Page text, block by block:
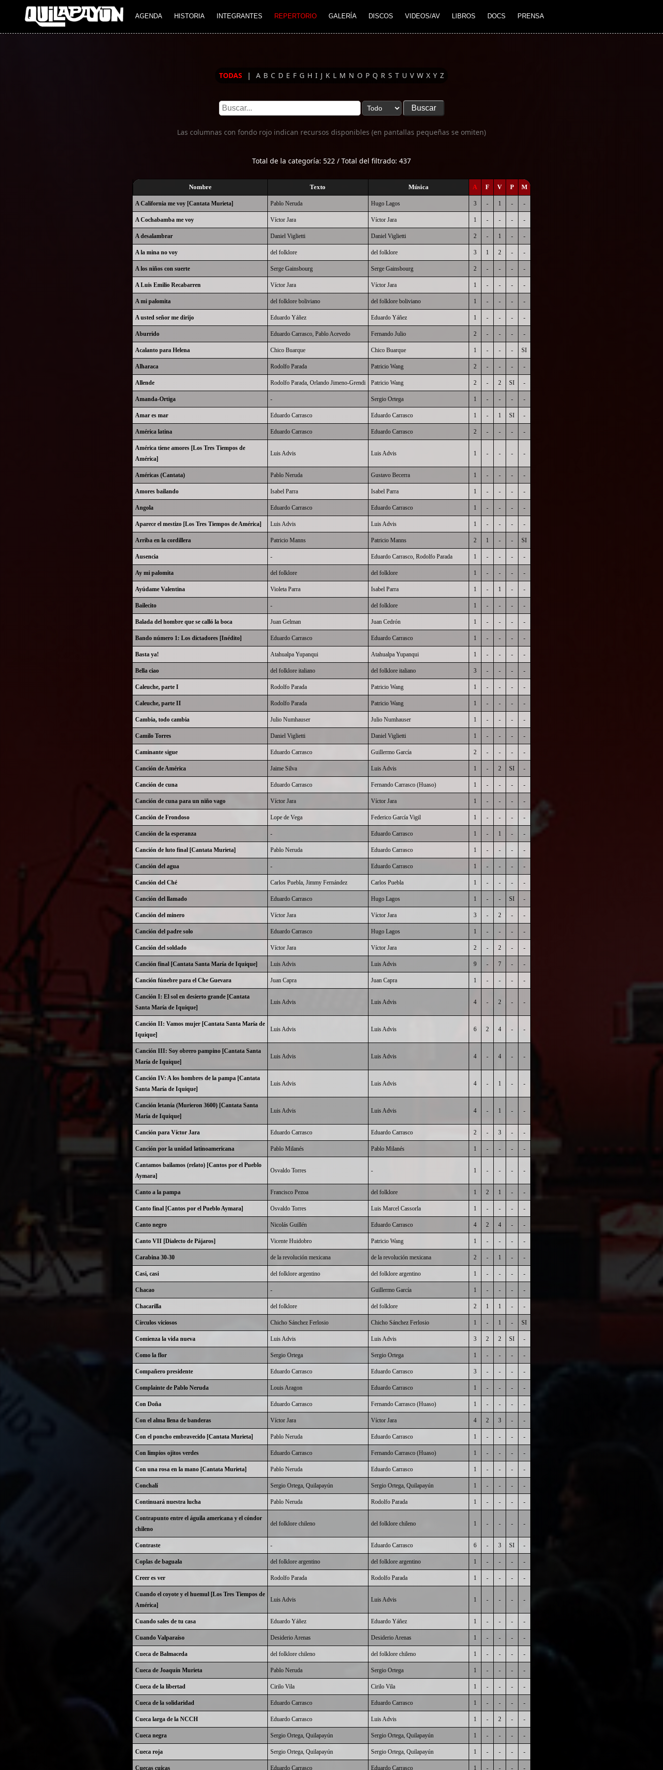
AGENDA HISTORIA INTEGRANTES REPERTORIO GALERÍA DISCOS VIDEOS/AV LIBROS DOCS PRENSA
Imagen 01
Imagen 02
TODAS | A B C D E F G H I J K L M N O P Q R S T U V W X Y Z
Las columnas con fondo rojo indican recursos disponibles (en pantallas pequeñas se omiten)
Total de la categoría: 522 / Total del filtrado: 437
Nombre Texto Música A F V P M
A California me voy [Cantata Murieta] Pablo Neruda Hugo Lagos 3 - 1 - -
A Cochabamba me voy Víctor Jara Víctor Jara 1 - - - -
A desalambrar Daniel Viglietti Daniel Viglietti 2 - 1 - -
A la mina no voy del folklore del folklore 3 1 2 - -
A los niños con suerte Serge Gainsbourg Serge Gainsbourg 2 - - - -
A Luis Emilio Recabarren Víctor Jara Víctor Jara 1 - - - -
A mi palomita del folklore boliviano del folklore boliviano 1 - - - -
A usted señor me dirijo Eduardo Yáñez Eduardo Yáñez 1 - - - -
Aburrido Eduardo Carrasco, Pablo Acevedo Fernando Julio 2 - - - -
Acalanto para Helena Chico Buarque Chico Buarque 1 - - - SI
Alharaca Rodolfo Parada Patricio Wang 2 - - - -
Allende Rodolfo Parada, Orlando Jimeno-Grendi Patricio Wang 2 - 2 SI -
Amanda-Ortiga - Sergio Ortega 1 - - - -
Amar es mar Eduardo Carrasco Eduardo Carrasco 1 - 1 SI -
América latina Eduardo Carrasco Eduardo Carrasco 2 - - - -
América tiene amores [Los Tres Tiempos de
América]
Luis Advis Luis Advis 1 - - - -
Américas (Cantata) Pablo Neruda Gustavo Becerra 1 - - - -
Amores bailando Isabel Parra Isabel Parra 1 - - - -
Angola Eduardo Carrasco Eduardo Carrasco 1 - - - -
Aparece el mestizo [Los Tres Tiempos de América] Luis Advis Luis Advis 1 - - - -
Arriba en la cordillera Patricio Manns Patricio Manns 2 1 - - SI
Ausencia - Eduardo Carrasco, Rodolfo Parada 1 - - - -
Ay mi palomita del folklore del folklore 1 - - - -
Ayúdame Valentina Violeta Parra Isabel Parra 1 - 1 - -
Bailecito - del folklore 1 - - - -
Balada del hombre que se calló la boca Juan Gelman Juan Cedrón 1 - - - -
Bando número 1: Los dictadores [Inédito] Eduardo Carrasco Eduardo Carrasco 1 - - - -
Basta ya! Atahualpa Yupanqui Atahualpa Yupanqui 1 - - - -
Bella ciao del folklore italiano del folklore italiano 3 - - - -
Caleuche, parte I Rodolfo Parada Patricio Wang 1 - - - -
Caleuche, parte II Rodolfo Parada Patricio Wang 1 - - - -
Cambia, todo cambia Julio Numhauser Julio Numhauser 1 - - - -
Camilo Torres Daniel Viglietti Daniel Viglietti 1 - - - -
Caminante sigue Eduardo Carrasco Guillermo García 2 - - - -
Canción de América Jaime Silva Luis Advis 1 - 2 SI -
Canción de cuna Eduardo Carrasco Fernando Carrasco (Huaso) 1 - - - -
Canción de cuna para un niño vago Víctor Jara Víctor Jara 1 - - - -
Canción de Frondoso Lope de Vega Federico García Vigil 1 - - - -
Canción de la esperanza - Eduardo Carrasco 1 - 1 - -
Canción de luto final [Cantata Murieta] Pablo Neruda Eduardo Carrasco 1 - - - -
Canción del agua - Eduardo Carrasco 1 - - - -
Canción del Ché Carlos Puebla, Jimmy Fernández Carlos Puebla 1 - - - -
Canción del llamado Eduardo Carrasco Hugo Lagos 1 - - SI -
Canción del minero Víctor Jara Víctor Jara 3 - 2 - -
Canción del padre solo Eduardo Carrasco Hugo Lagos 1 - - - -
Canción del soldado Víctor Jara Víctor Jara 2 - 2 - -
Canción final [Cantata Santa María de Iquique] Luis Advis Luis Advis 9 - 7 - -
Canción fúnebre para el Che Guevara Juan Capra Juan Capra 1 - - - -
Canción I: El sol en desierto grande [Cantata
Santa María de Iquique]
Luis Advis Luis Advis 4 - 2 - -
Canción II: Vamos mujer [Cantata Santa María de
Iquique]
Luis Advis Luis Advis 6 2 4 - -
Canción III: Soy obrero pampino [Cantata Santa
María de Iquique]
Luis Advis Luis Advis 4 - 4 - -
Canción IV: A los hombres de la pampa [Cantata
Santa María de Iquique]
Luis Advis Luis Advis 4 - 1 - -
Canción letanía (Murieron 3600) [Cantata Santa
María de Iquique]
Luis Advis Luis Advis 4 - 1 - -
Canción para Víctor Jara Eduardo Carrasco Eduardo Carrasco 2 - 3 - -
Canción por la unidad latinoamericana Pablo Milanés Pablo Milanés 1 - - - -
Cantamos bailamos (relato) [Cantos por el Pueblo
Aymara]
Osvaldo Torres - 1 - - - -
Canto a la pampa Francisco Pezoa del folklore 1 2 1 - -
Canto final [Cantos por el Pueblo Aymara] Osvaldo Torres Luis Marcel Cassorla 1 - - - -
Canto negro Nicolás Guillén Eduardo Carrasco 4 2 4 - -
Canto VII [Dialecto de Pájaros] Vicente Huidobro Patricio Wang 1 - - - -
Carabina 30-30 de la revolución mexicana de la revolución mexicana 2 - 1 - -
Casi, casi del folklore argentino del folklore argentino 1 - - - -
Chacao - Guillermo García 1 - - - -
Chacarilla del folklore del folklore 2 1 1 - -
Círculos viciosos Chicho Sánchez Ferlosio Chicho Sánchez Ferlosio 1 - 1 - SI
Comienza la vida nueva Luis Advis Luis Advis 3 2 2 SI -
Como la flor Sergio Ortega Sergio Ortega 1 - - - -
Compañero presidente Eduardo Carrasco Eduardo Carrasco 3 - - - -
Complainte de Pablo Neruda Louis Aragon Eduardo Carrasco 1 - - - -
Con Doña Eduardo Carrasco Fernando Carrasco (Huaso) 1 - - - -
Con el alma llena de banderas Víctor Jara Víctor Jara 4 2 3 - -
Con el poncho embravecido [Cantata Murieta] Pablo Neruda Eduardo Carrasco 1 - - - -
Con limpios ojitos verdes Eduardo Carrasco Fernando Carrasco (Huaso) 1 - - - -
Con una rosa en la mano [Cantata Murieta] Pablo Neruda Eduardo Carrasco 1 - - - -
Conchalí Sergio Ortega, Quilapayún Sergio Ortega, Quilapayún 1 - - - -
Continuará nuestra lucha Pablo Neruda Rodolfo Parada 1 - - - -
Contrapunto entre el águila americana y el cóndor
chileno
del folklore chileno del folklore chileno 1 - - - -
Contraste - Eduardo Carrasco 6 - 3 SI -
Coplas de baguala del folklore argentino del folklore argentino 1 - - - -
Creer es ver Rodolfo Parada Rodolfo Parada 1 - - - -
Cuando el coyote y el huemul [Los Tres Tiempos de
América]
Luis Advis Luis Advis 1 - - - -
Cuando sales de tu casa Eduardo Yáñez Eduardo Yáñez 1 - - - -
Cuando Valparaíso Desiderio Arenas Desiderio Arenas 1 - - - -
Cueca de Balmaceda del folklore chileno del folklore chileno 1 - - - -
Cueca de Joaquín Murieta Pablo Neruda Sergio Ortega 1 - - - -
Cueca de la libertad Cirilo Vila Cirilo Vila 1 - - - -
Cueca de la solidaridad Eduardo Carrasco Eduardo Carrasco 1 - - - -
Cueca larga de la NCCH Eduardo Carrasco Luis Advis 1 - 2 - -
Cueca negra Sergio Ortega, Quilapayún Sergio Ortega, Quilapayún 1 - - - -
Cueca roja Sergio Ortega, Quilapayún Sergio Ortega, Quilapayún 1 - - - -
Cuecas cuicas Eduardo Carrasco Eduardo Carrasco 1 - - - -